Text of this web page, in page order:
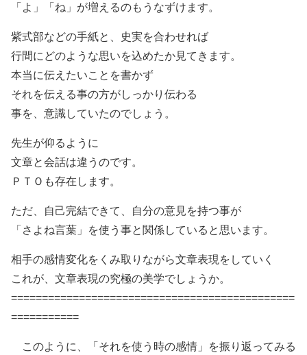
「よ」「ね」が増えるのもうなずけます。
紫式部などの手紙と、史実を合わせれば
行間にどのような思いを込めたか見てきます。
本当に伝えたいことを書かず
それを伝える事の方がしっかり伝わる
事を、意識していたのでしょう。
先生が仰るように
文章と会話は違うのです。
ＰＴＯも存在します。
ただ、自己完結できて、自分の意見を持つ事が
「さよね言葉」を使う事と関係していると思います。
相手の感情変化をくみ取りながら文章表現をしていく
これが、文章表現の究極の美学でしょうか。
==============================================
===========
このように、「それを使う時の感情」を振り返ってみる